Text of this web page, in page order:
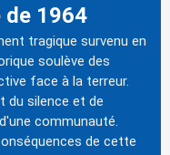
de 1964
tragique survenu en
soulève des
face à la terreur.
du silence et de
communauté.
de cette